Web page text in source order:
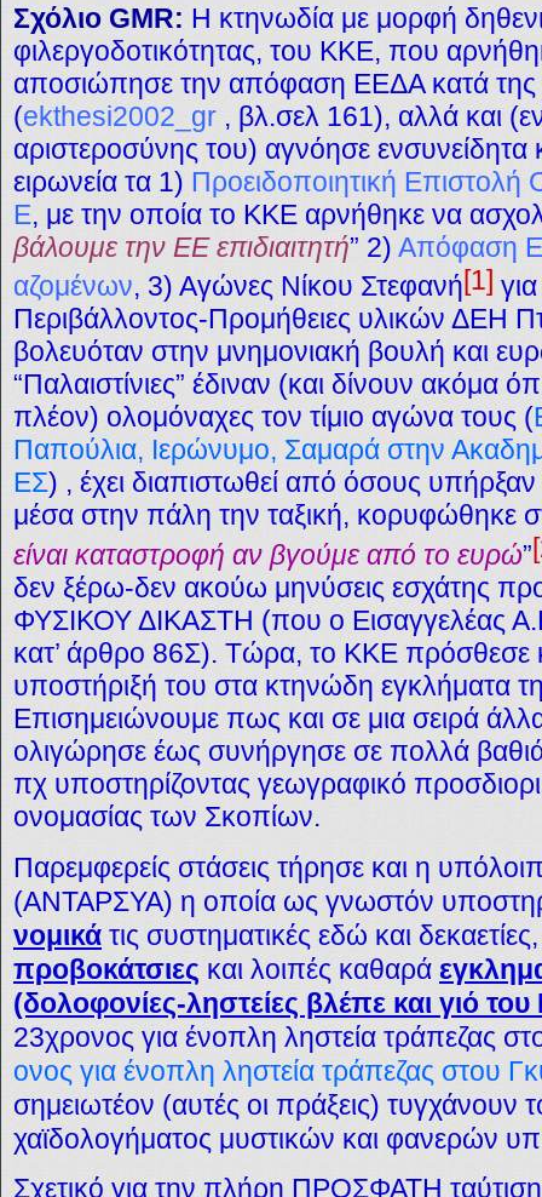
Σχόλιο GMR: Η κτηνωδία με μορφή
φιλεργοδοτικότητας, του ΚΚΕ, που
αποσιώπησε την απόφαση ΕΕΔΑ κατά της
(ekthesi2002_gr , βλ.σελ 161), αλλά και
αριστεροσύνης του) αγνόησε ενσυνείδητα
ειρωνεία τα 1) Προειδοποιητική
Ε, με την οποία το ΚΚΕ αρνήθηκε να
βάλουμε την ΕΕ επιδιαιτητή” 2) Απόφαση
αζομένων, 3) Αγώνες Νίκου Στεφανή[1]
Περιβάλλοντος-Προμήθειες υλικών ΔΕΗ
βολευόταν στην μνημονιακή βουλή και
“Παλαιστίνιες” έδιναν (και δίνουν
πλέον) ολομόναχες τον τίμιο αγώνα τους (
Παπούλια, Ιερώνυμο, Σαμαρά στην
ΕΣ) , έχει διαπιστωθεί από όσους υπήρξαν
μέσα στην πάλη την ταξική, κορυφώθηκε
είναι καταστροφή αν βγούμε από το ευρώ”
δεν ξέρω-δεν ακούω μηνύσεις εσχάτης
ΦΥΣΙΚΟΥ ΔΙΚΑΣΤΗ (που ο Εισαγγελέας
κατ’ άρθρο 86Σ). Τώρα, το ΚΚΕ πρόσθεσε
υποστήριξή του στα κτηνώδη εγκλήματα
Επισημειώνουμε πως και σε μια σειρά
ολιγώρησε έως συνήργησε σε πολλά
πχ υποστηρίζοντας γεωγραφικό
ονομασίας των Σκοπίων.
Παρεμφερείς στάσεις τήρησε και η
(ΑΝΤΑΡΣΥΑ) η οποία ως γνωστόν
νομικά τις συστηματικές εδώ και
προβοκάτσιες και λοιπές καθαρά
(δολοφονίες-ληστείες βλέπε και γιό
23χρονος για ένοπλη ληστεία τράπεζας
ονος για ένοπλη ληστεία τράπεζας στου
σημειωτέον (αυτές οι πράξεις) τυγχάνουν
χαϊδολογήματος μυστικών και φανερών
Σχετικό για την πλήρη ΠΡΟΣΦΑΤΗ